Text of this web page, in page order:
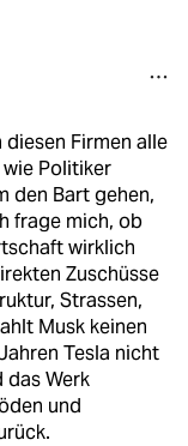
Firmen alle
Politiker
den Bart gehen,
frage mich, ob
wirklich
Zuschüsse
Strassen,
Musk keinen
Tesla nicht
das Werk
und